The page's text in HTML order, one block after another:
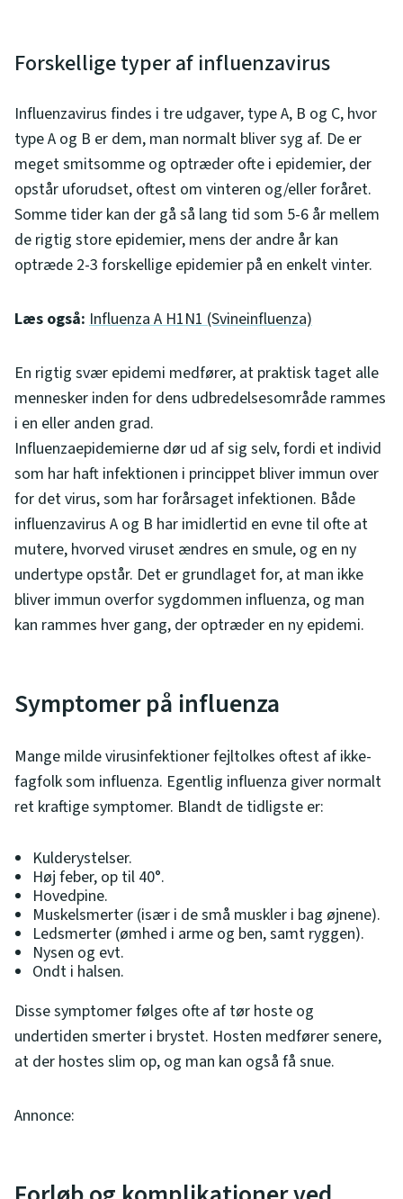
Forskellige typer af influenzavirus
Influenzavirus findes i tre udgaver, type A, B og C, hvor
type A og B er dem, man normalt bliver syg af. De er
meget smitsomme og optræder ofte i epidemier, der
opstår uforudset, oftest om vinteren og/eller foråret.
Somme tider kan der gå så lang tid som 5-6 år mellem
de rigtig store epidemier, mens der andre år kan
optræde 2-3 forskellige epidemier på en enkelt vinter.
Læs også: Influenza A H1N1 (Svineinfluenza)
En rigtig svær epidemi medfører, at praktisk taget alle
mennesker inden for dens udbredelsesområde rammes
i en eller anden grad.
Influenzaepidemierne dør ud af sig selv, fordi et individ
som har haft infektionen i princippet bliver immun over
for det virus, som har forårsaget infektionen. Både
influenzavirus A og B har imidlertid en evne til ofte at
mutere, hvorved viruset ændres en smule, og en ny
undertype opstår. Det er grundlaget for, at man ikke
bliver immun overfor sygdommen influenza, og man
kan rammes hver gang, der optræder en ny epidemi.
Symptomer på influenza
Mange milde virusinfektioner fejltolkes oftest af ikke-
fagfolk som influenza. Egentlig influenza giver normalt
ret kraftige symptomer. Blandt de tidligste er:
Kulderystelser.
Høj feber, op til 40°.
Hovedpine.
Muskelsmerter (især i de små muskler i bag øjnene).
Ledsmerter (ømhed i arme og ben, samt ryggen).
Nysen og evt.
Ondt i halsen.
Disse symptomer følges ofte af tør hoste og
undertiden smerter i brystet. Hosten medfører senere,
at der hostes slim op, og man kan også få snue.
Annonce: